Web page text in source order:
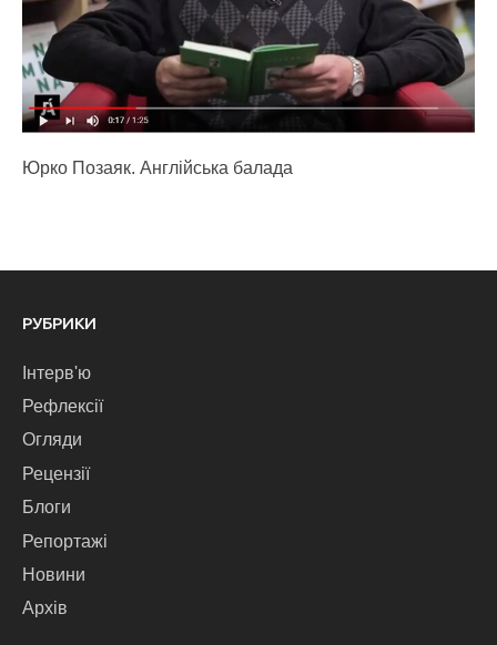
Юрко Позаяк. Англійська балада
РУБРИКИ
Інтерв'ю
Рефлексії
Огляди
Рецензії
Блоги
Репортажі
Новини
Архів